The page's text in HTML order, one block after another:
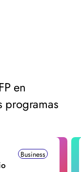
en
programas
Business